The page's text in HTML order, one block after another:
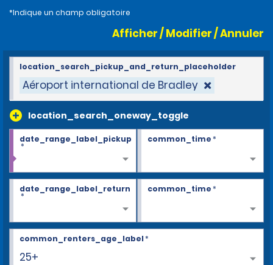
*Indique un champ obligatoire
Afficher / Modifier / Annuler
Aéroport international de Bradley
location_search_oneway_toggle
location_search_pickup_and_return_placeholder
date_range_label_pickup
*
common_time*
date_range_label_return
*
common_time*
25+
common_renters_age_label*